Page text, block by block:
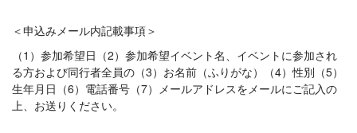
＜申込みメール内記載事項＞
（1）参加希望日（2）参加希望イベント名、イベントに参加され
る方および同行者全員の（3）お名前（ふりがな）（4）性別（5）
生年月日（6）電話番号（7）メールアドレスをメールにご記入の
上、お送りください。